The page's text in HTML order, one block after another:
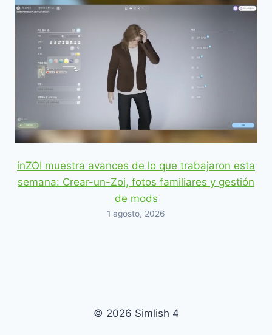
inZOI muestra avances de lo que trabajaron esta
semana: Crear-un-Zoi, fotos familiares y gestión
de mods
1 agosto, 2026
© 2026 Simlish 4